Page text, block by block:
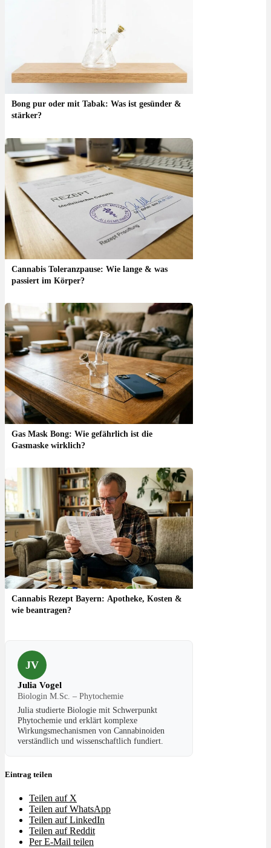
Bong pur oder mit Tabak: Was ist gesünder &
stärker?
Cannabis Toleranzpause: Wie lange & was
passiert im Körper?
Gas Mask Bong: Wie gefährlich ist die
Gasmaske wirklich?
Cannabis Rezept Bayern: Apotheke, Kosten &
wie beantragen?
JV
Julia Vogel
Biologin M.Sc. – Phytochemie
Julia studierte Biologie mit Schwerpunkt
Phytochemie und erklärt komplexe
Wirkungsmechanismen von Cannabinoiden
verständlich und wissenschaftlich fundiert.
Eintrag teilen
Teilen auf X
Teilen auf WhatsApp
Teilen auf LinkedIn
Teilen auf Reddit
Per E-Mail teilen